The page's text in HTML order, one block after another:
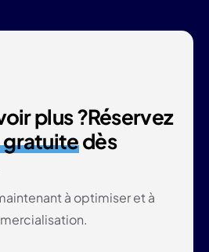
plus ?Réservez
dès
à optimiser et à